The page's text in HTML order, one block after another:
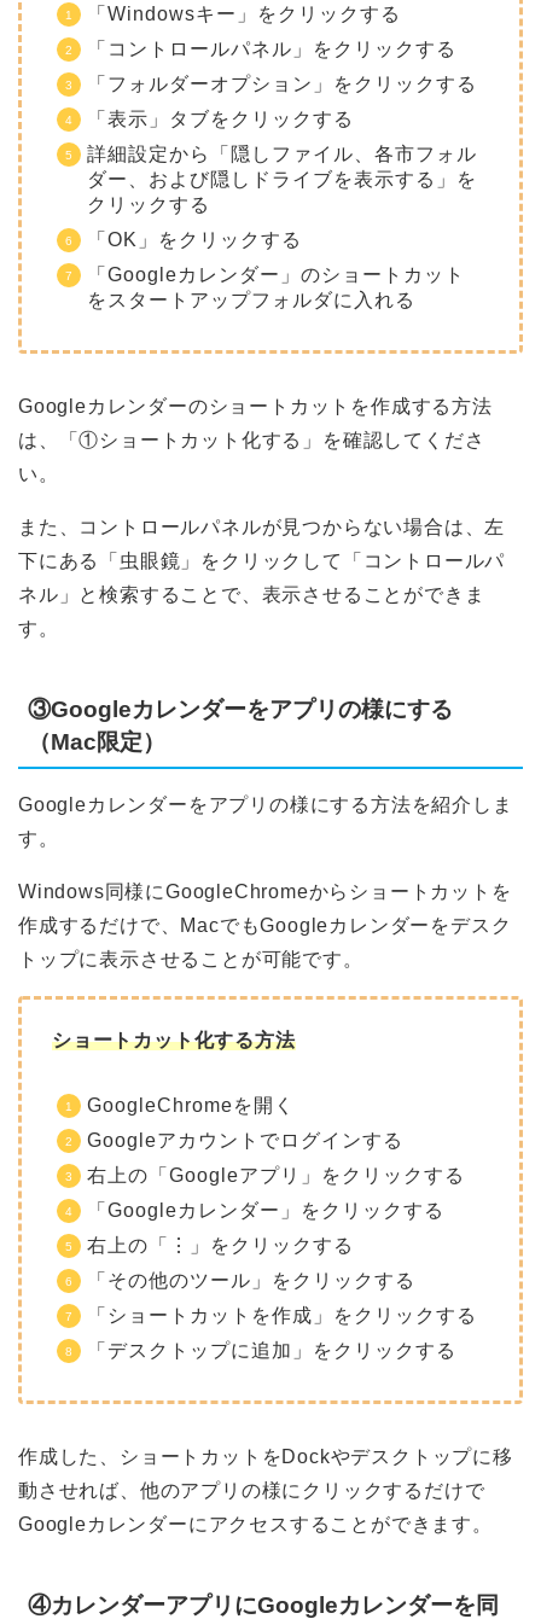
「Windowsキー」をクリックする
「コントロールパネル」をクリックする
「フォルダーオプション」をクリックする
「表示」タブをクリックする
詳細設定から「隠しファイル、各市フォル
ダー、および隠しドライブを表示する」を
クリックする
「OK」をクリックする
「Googleカレンダー」のショートカット
をスタートアップフォルダに入れる
Googleカレンダーのショートカットを作成する方法
は、「①ショートカット化する」を確認してくださ
い。
また、コントロールパネルが見つからない場合は、左
下にある「虫眼鏡」をクリックして「コントロールパ
ネル」と検索することで、表示させることができま
す。
③Googleカレンダーをアプリの様にする
（Mac限定）
Googleカレンダーをアプリの様にする方法を紹介しま
す。
Windows同様にGoogleChromeからショートカットを
作成するだけで、MacでもGoogleカレンダーをデスク
トップに表示させることが可能です。
ショートカット化する方法
GoogleChromeを開く
Googleアカウントでログインする
右上の「Googleアプリ」をクリックする
「Googleカレンダー」をクリックする
右上の「⋮」をクリックする
「その他のツール」をクリックする
「ショートカットを作成」をクリックする
「デスクトップに追加」をクリックする
作成した、ショートカットをDockやデスクトップに移
動させれば、他のアプリの様にクリックするだけで
Googleカレンダーにアクセスすることができます。
④カレンダーアプリにGoogleカレンダーを同